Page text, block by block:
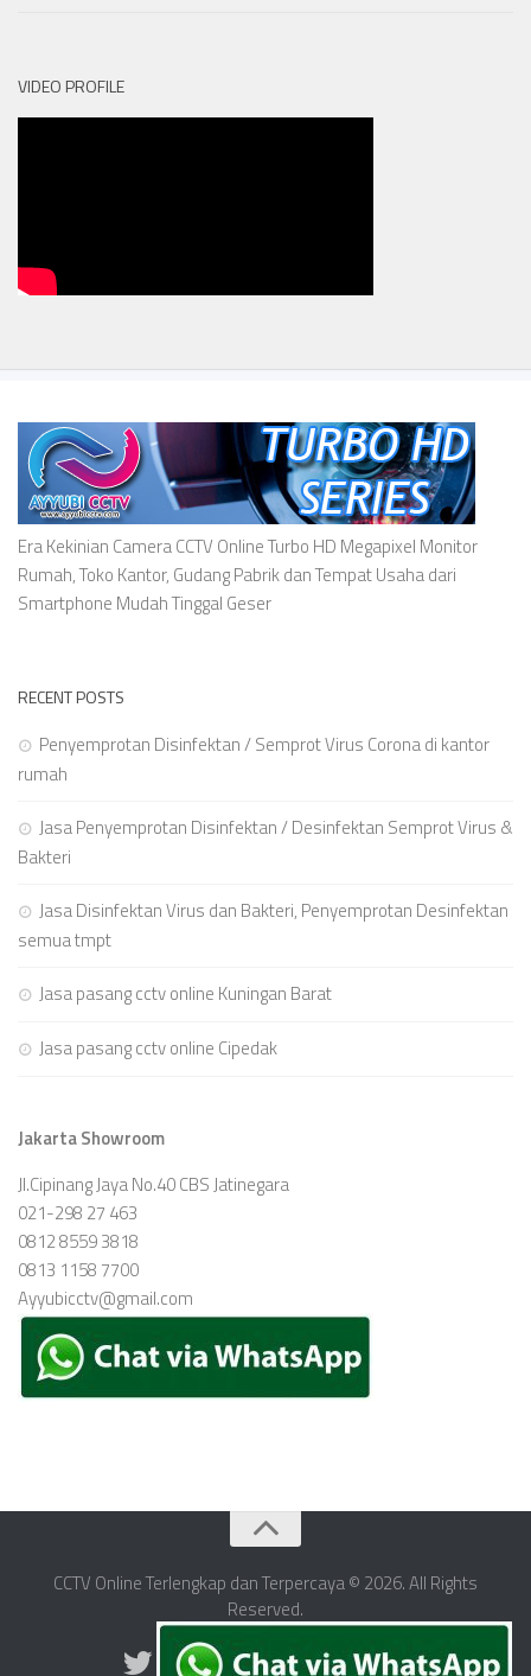
VIDEO PROFILE
Era Kekinian Camera CCTV Online Turbo HD Megapixel Monitor
Rumah, Toko Kantor, Gudang Pabrik dan Tempat Usaha dari
Smartphone Mudah Tinggal Geser
RECENT POSTS
Penyemprotan Disinfektan / Semprot Virus Corona di kantor
rumah
Jasa Penyemprotan Disinfektan / Desinfektan Semprot Virus &
Bakteri
Jasa Disinfektan Virus dan Bakteri, Penyemprotan Desinfektan
semua tmpt
Jasa pasang cctv online Kuningan Barat
Jasa pasang cctv online Cipedak
Jakarta Showroom
Jl.Cipinang Jaya No.40 CBS Jatinegara
021-298 27 463
0812 8559 3818
0813 1158 7700
Ayyubicctv@gmail.com
CCTV Online Terlengkap dan Terpercaya © 2026. All Rights
Reserved.